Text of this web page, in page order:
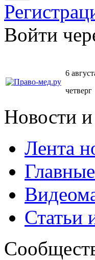
Войти
6
четверг
Новости
Лента
Статьи